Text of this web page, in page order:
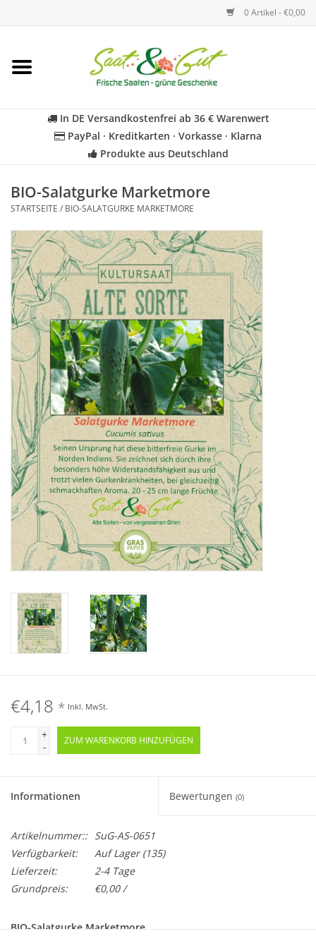
0 Artikel - €0,00
Startseite
Kräuter
Für Kinder
Geschenkideen
Katalog
In DE Versandkostenfrei ab 36 € Warenwert
PayPal · Kreditkarten · Vorkasse · Klarna
Produkte aus Deutschland
BIO-Salatgurke Marketmore
STARTSEITE / BIO-SALATGURKE MARKETMORE
€4,18 * Inkl. MwSt.
+
-
ZUM WARENKORB HINZUFÜGEN
Informationen Bewertungen (0)
Artikelnummer:: SuG-AS-0651
Verfügbarkeit:
Auf Lager(135)
Lieferzeit:
2-4 Tage
Grundpreis:
€0,00 /
BIO-Salatgurke Marketmore